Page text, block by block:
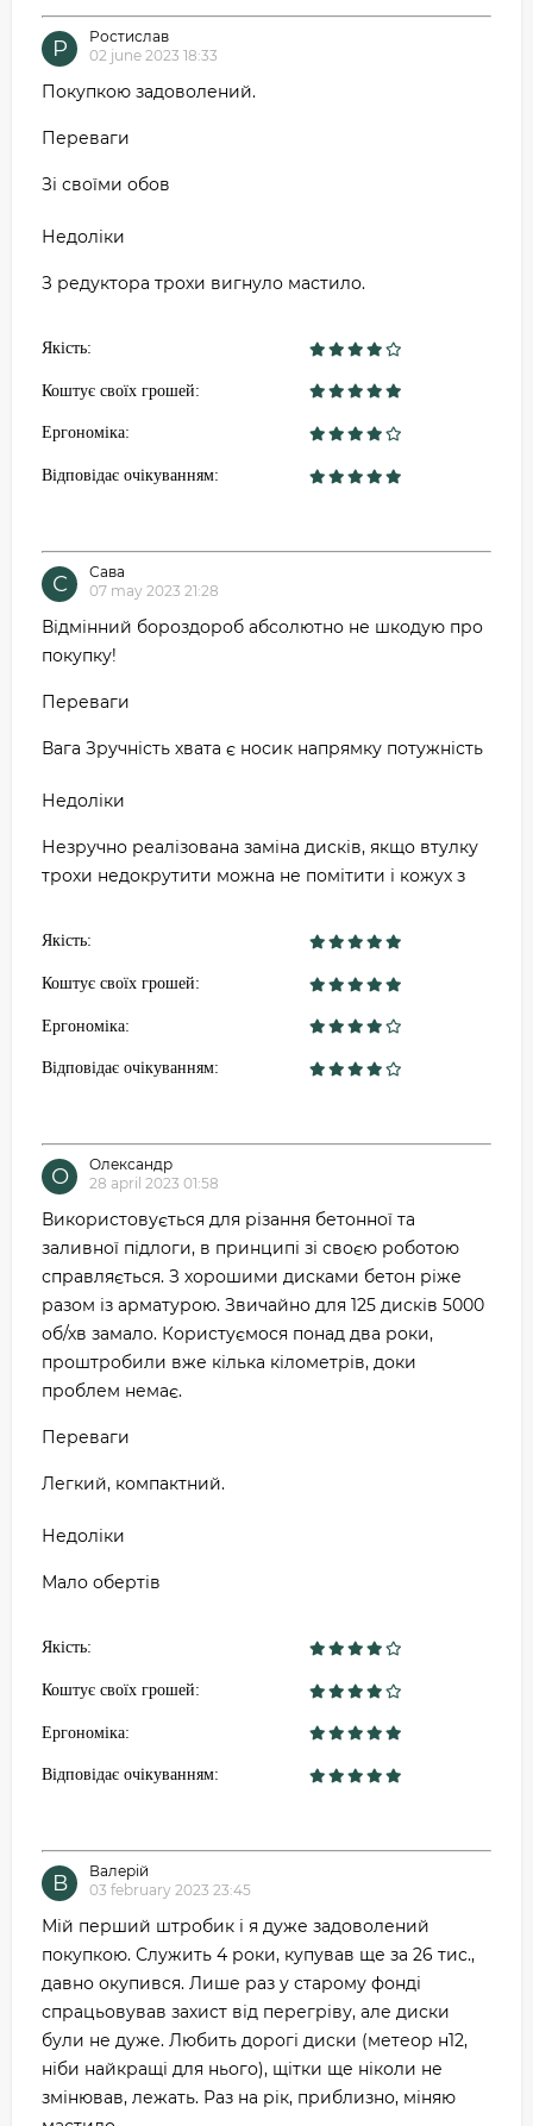
Р
Ростислав
02 june 2023 18:33
Покупкою задоволений.
Переваги
Зі своїми обов
Недоліки
З редуктора трохи вигнуло мастило.
Якість:
Коштує своїх грошей:
Ергономіка:
Відповідає очікуванням:
С
Сава
07 may 2023 21:28
Відмінний бороздороб абсолютно не шкодую про
покупку!
Переваги
Вага Зручність хвата є носик напрямку потужність
Недоліки
Незручно реалізована заміна дисків, якщо втулку
трохи недокрутити можна не помітити і кожух з
Якість:
Коштує своїх грошей:
Ергономіка:
Відповідає очікуванням:
О
Олександр
28 april 2023 01:58
Використовується для різання бетонної та
заливної підлоги, в принципі зі своєю роботою
справляється. З хорошими дисками бетон ріже
разом із арматурою. Звичайно для 125 дисків 5000
об/хв замало. Користуємося понад два роки,
проштробили вже кілька кілометрів, доки
проблем немає.
Переваги
Легкий, компактний.
Недоліки
Мало обертів
Якість:
Коштує своїх грошей:
Ергономіка:
Відповідає очікуванням:
В
Валерій
03 february 2023 23:45
Мій перший штробик і я дуже задоволений
покупкою. Служить 4 роки, купував ще за 26 тис.,
давно окупився. Лише раз у старому фонді
спрацьовував захист від перегріву, але диски
були не дуже. Любить дорогі диски (метеор н12,
ніби найкращі для нього), щітки ще ніколи не
змінював, лежать. Раз на рік, приблизно, міняю